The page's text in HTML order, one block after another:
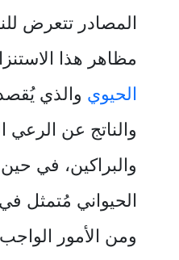
المصادر تتعرض
مظاهر هذا
الحيوي والذي
والناتج عن الرعي
والبراكين، في
الحيواني مُتمثل
ومن الأمور